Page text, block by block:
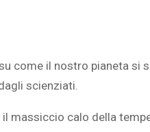
come il nostro pianeta si
scienziati.
massiccio calo della